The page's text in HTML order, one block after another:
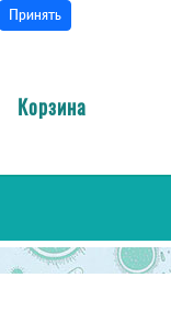
Принять
Корзина